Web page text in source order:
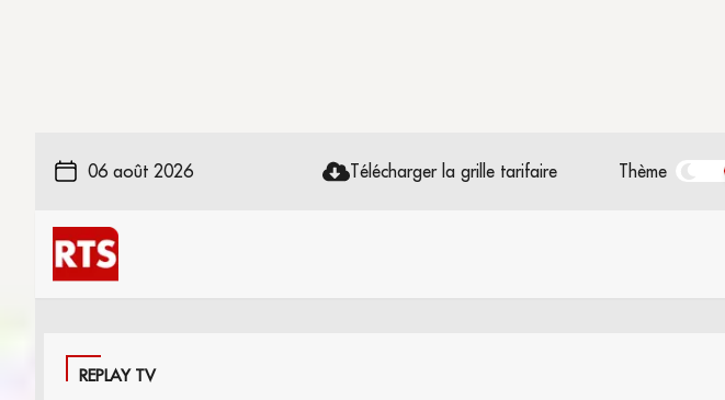
06 août 2026 Télécharger la grille tarifaire Thème
REPLAY TV